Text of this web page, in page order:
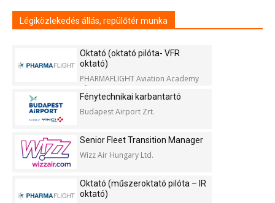
Légiközlekedés állás, repülőtér munka
Oktató (oktató pilóta- VFR
oktató)
PHARMAFLIGHT Aviation Academy
Kft.
Fénytechnikai karbantartó
Budapest Airport Zrt.
Senior Fleet Transition Manager
Wizz Air Hungary Ltd.
Oktató (műszeroktató pilóta – IR
oktató)